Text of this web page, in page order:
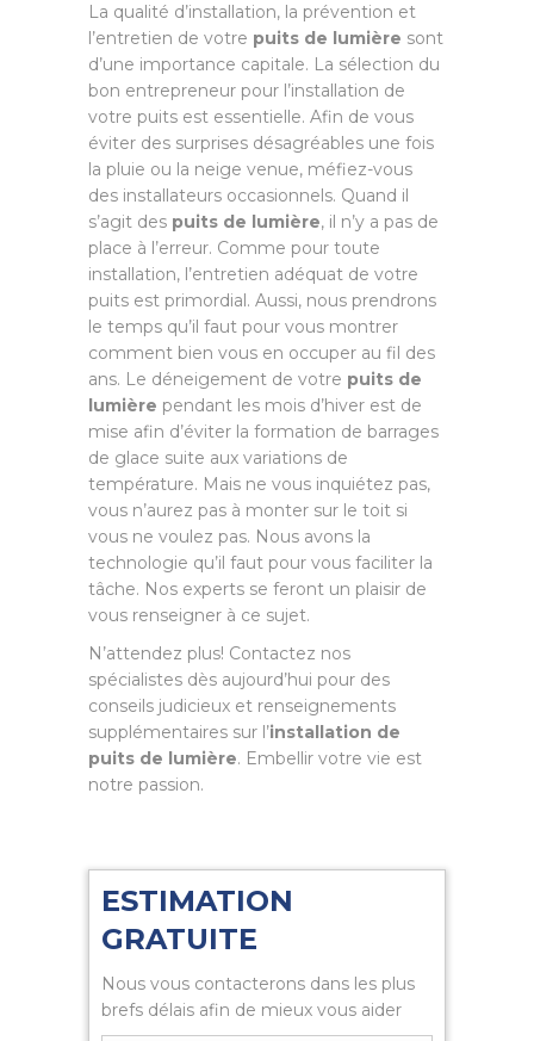
La qualité d’installation, la prévention et
l’entretien de votre puits de lumière sont
d’une importance capitale. La sélection du
bon entrepreneur pour l’installation de
votre puits est essentielle. Afin de vous
éviter des surprises désagréables une fois
la pluie ou la neige venue, méfiez-vous
des installateurs occasionnels. Quand il
s’agit des puits de lumière, il n’y a pas de
place à l’erreur. Comme pour toute
installation, l’entretien adéquat de votre
puits est primordial. Aussi, nous prendrons
le temps qu’il faut pour vous montrer
comment bien vous en occuper au fil des
ans. Le déneigement de votre puits de
lumière pendant les mois d’hiver est de
mise afin d’éviter la formation de barrages
de glace suite aux variations de
température. Mais ne vous inquiétez pas,
vous n’aurez pas à monter sur le toit si
vous ne voulez pas. Nous avons la
technologie qu’il faut pour vous faciliter la
tâche. Nos experts se feront un plaisir de
vous renseigner à ce sujet.
N’attendez plus! Contactez nos
spécialistes dès aujourd’hui pour des
conseils judicieux et renseignements
supplémentaires sur l’installation de
puits de lumière. Embellir votre vie est
notre passion.
ESTIMATION
GRATUITE
Nous vous contacterons dans les plus
brefs délais afin de mieux vous aider